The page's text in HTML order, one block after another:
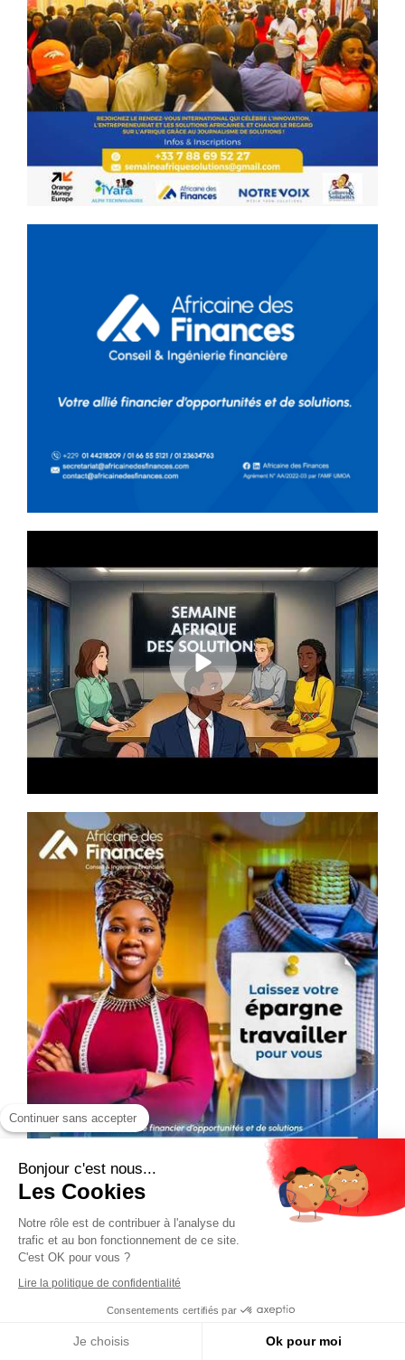
Continuer sans accepter
Bonjour c'est nous...
Les Cookies
Notre rôle est de contribuer à l'analyse du
trafic et au bon fonctionnement de ce site.
C'est OK pour vous ?
Lire la politique de confidentialité
Consentements certifiés par
Je choisis Ok pour moi